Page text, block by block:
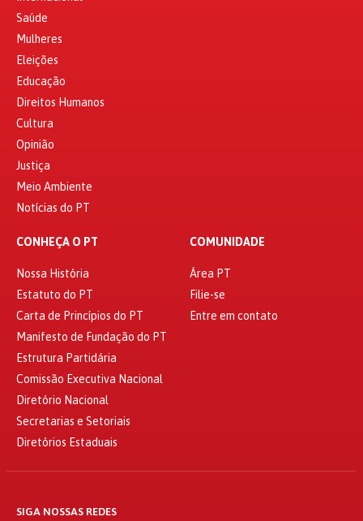
Saúde
Mulheres
Eleições
Educação
Direitos Humanos
Cultura
Opinião
Justiça
Meio Ambiente
Notícias do PT
CONHEÇA O PT
Nossa História
Estatuto do PT
Carta de Princípios do PT
Manifesto de Fundação do PT
Estrutura Partidária
Comissão Executiva Nacional
Diretório Nacional
Secretarias e Setoriais
Diretórios Estaduais
COMUNIDADE
Área PT
Filie-se
Entre em contato
SIGA NOSSAS REDES